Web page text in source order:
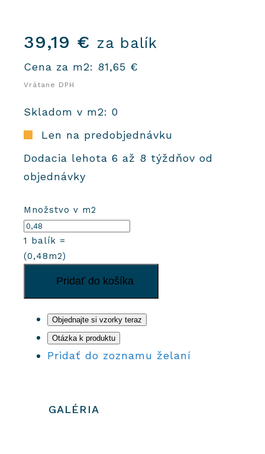
39,19 € za balík
Cena za m2: 81,65 €
Vrátane DPH
Skladom v m2: 0
Len na predobjednávku
Dodacia lehota 6 až 8 týždňov od
objednávky
Množstvo v m2
1
balík =
(0,48m2)
Cementové
dlaždice
901
Pridať do košíka
Objednajte si vzorky teraz
Otázka k produktu
Pridať do zoznamu želaní
GALÉRIA